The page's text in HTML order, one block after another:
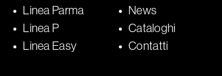
Linea Parma
Linea P
Linea Easy
News
Cataloghi
Contatti